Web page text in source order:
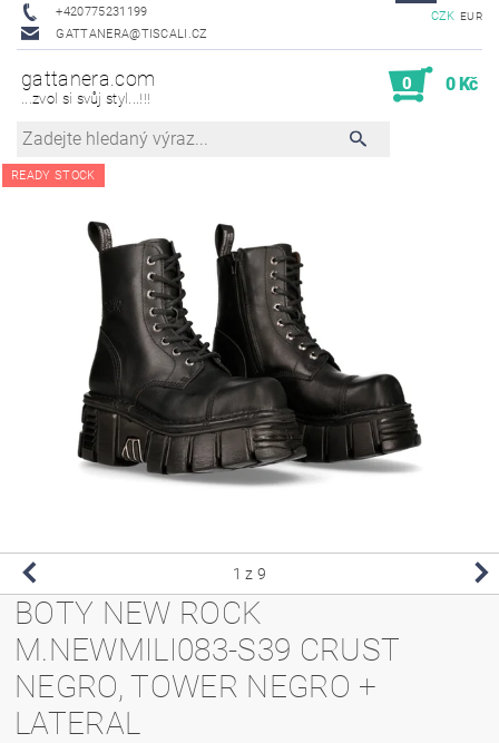
+420775231199
GATTANERA@TISCALI.CZ
CZK EUR
gattanera.com
...zvol si svůj styl...!!!
0 0 Kč
READY STOCK
1 z 9
BOTY NEW ROCK
M.NEWMILI083-S39 CRUST
NEGRO, TOWER NEGRO +
LATERAL